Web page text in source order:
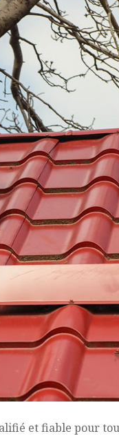
et fiable pour